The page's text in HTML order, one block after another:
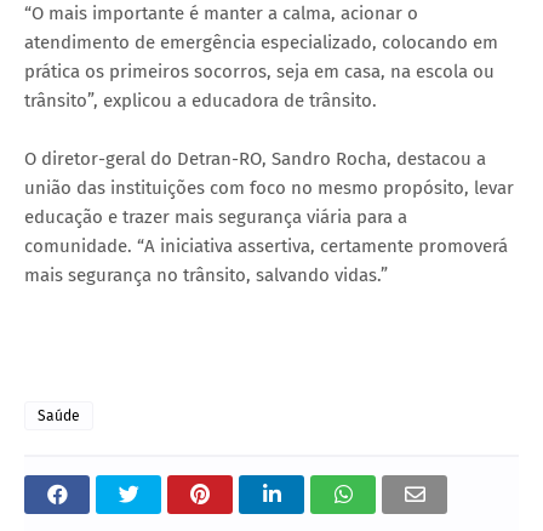
“O mais importante é manter a calma, acionar o
atendimento de emergência especializado, colocando em
prática os primeiros socorros, seja em casa, na escola ou
trânsito”, explicou a educadora de trânsito.
O diretor-geral do Detran-RO, Sandro Rocha, destacou a
união das instituições com foco no mesmo propósito, levar
educação e trazer mais segurança viária para a
comunidade. “A iniciativa assertiva, certamente promoverá
mais segurança no trânsito, salvando vidas.”
Saúde